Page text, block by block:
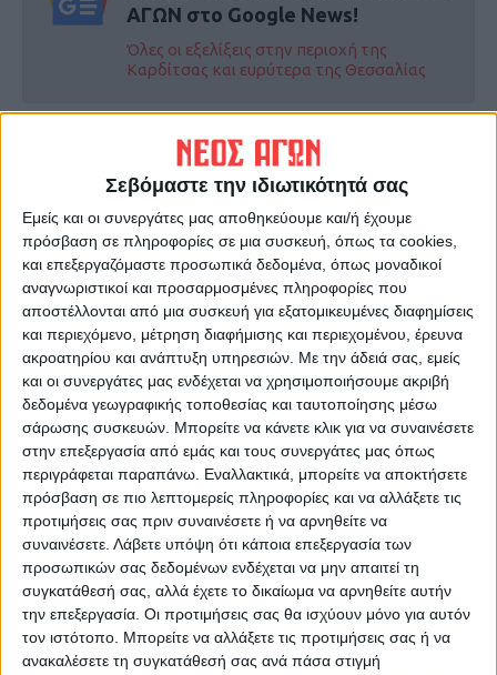
Σεβόμαστε την ιδιωτικότητά σας
Εμείς και οι συνεργάτες μας αποθηκεύουμε και/ή έχουμε
πρόσβαση σε πληροφορίες σε μια συσκευή, όπως τα cookies,
και επεξεργαζόμαστε προσωπικά δεδομένα, όπως μοναδικοί
αναγνωριστικοί και προσαρμοσμένες πληροφορίες που
αποστέλλονται από μια συσκευή για εξατομικευμένες διαφημίσεις
και περιεχόμενο, μέτρηση διαφήμισης και περιεχομένου, έρευνα
ακροατηρίου και ανάπτυξη υπηρεσιών. Με την άδειά σας, εμείς
και οι συνεργάτες μας ενδέχεται να χρησιμοποιήσουμε ακριβή
δεδομένα γεωγραφικής τοποθεσίας και ταυτοποίησης μέσω
σάρωσης συσκευών. Μπορείτε να κάνετε κλικ για να συναινέσετε
στην επεξεργασία από εμάς και τους συνεργάτες μας όπως
περιγράφεται παραπάνω. Εναλλακτικά, μπορείτε να αποκτήσετε
πρόσβαση σε πιο λεπτομερείς πληροφορίες και να αλλάξετε τις
προτιμήσεις σας πριν συναινέσετε ή να αρνηθείτε να
συναινέσετε. Λάβετε υπόψη ότι κάποια επεξεργασία των
προσωπικών σας δεδομένων ενδέχεται να μην απαιτεί τη
συγκατάθεσή σας, αλλά έχετε το δικαίωμα να αρνηθείτε αυτήν
την επεξεργασία. Οι προτιμήσεις σας θα ισχύουν μόνο για αυτόν
τον ιστότοπο. Μπορείτε να αλλάξετε τις προτιμήσεις σας ή να
ανακαλέσετε τη συγκατάθεσή σας ανά πάσα στιγμή
ΑΓΩΝ στο Google News!
Όλες οι εξελίξεις στην περιοχή της
Καρδίτσας και ευρύτερα της Θεσσαλίας
ΠΡΟΗΓΟΥΜΕΝΟ ΑΡΘΡΟ
Κάλεσμα για κινητοποίηση
απευθύνουν οι αγρότες _
Κώστας Τζέλας
Από τα 20άρια στα… χιόνια
το Σαββατοκύριακο-χιόνια
και στα πεδινά της Θεσσαλίας
ΝΕΟΣ ΑΓΩΝ
https://neosagon.gr
Η Αρχαιότερη Καθημερινή Πρωινή Εφημερίδα της Καρδίτσας
ΠΑΡΟΜΟΙΑ ΑΡΘΡΑ